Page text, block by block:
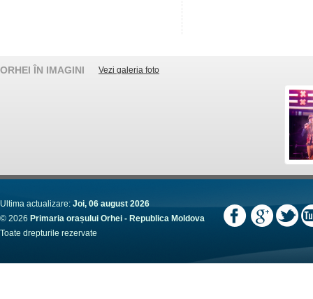
ORHEI ÎN IMAGINI Vezi galeria foto
Ultima actualizare: Joi, 06 august 2026
© 2026 Primaria orașului Orhei - Republica Moldova
Toate drepturile rezervate